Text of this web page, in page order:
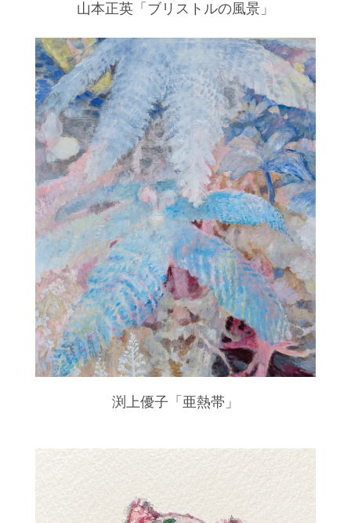
山本正英「ブリストルの風景」
渕上優子「亜熱帯」